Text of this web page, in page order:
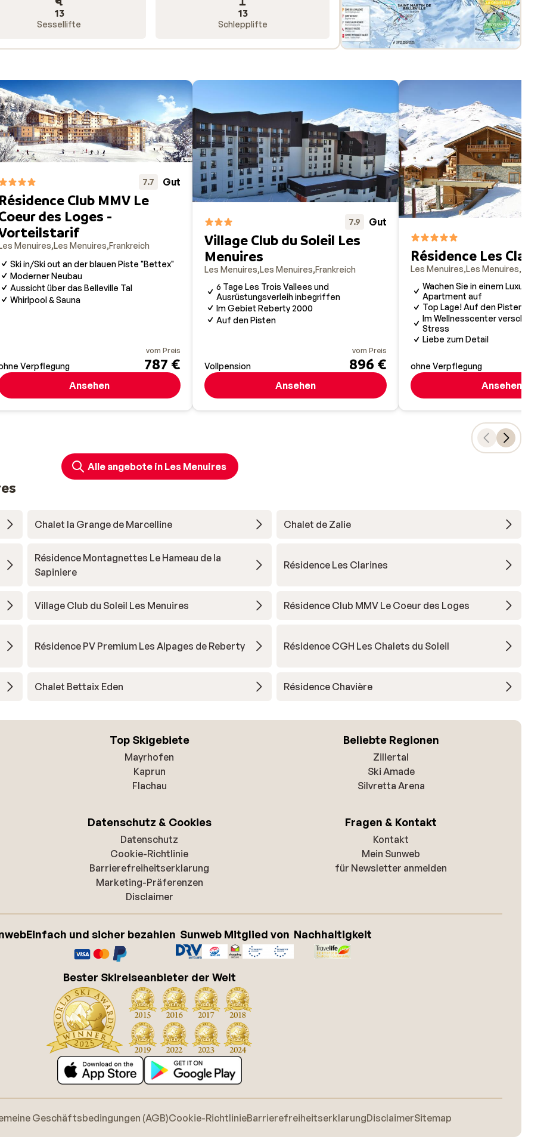
13
Sessellifte
13
Schlepplifte
7.7 Gut
Résidence Club MMV Le
des Loges -
Menuires Les Menuires Frankreich
Ski in/Ski out an der blauen Piste "Bettex"
Moderner Neubau
Aussicht über das Belleville Tal
Whirlpool & Sauna
Verpflegung
vom Preis
787 €
Ansehen
7.9 Gut
Village Club du Soleil Les
Menuires
Les Menuires Les Menuires Frankreich
6 Tage Les Trois Vallees und
Ausrüstungsverleih inbegriffen
Im Gebiet Reberty 2000
Auf den Pisten
Vollpension
vom Preis
896 €
Ansehen
Résidence Les
Les Menuires Les Menuires
Wachen Sie in einem Luxuriösen
Apartment auf
Top Lage! Auf den Pisten und
Im Wellnesscenter
Stress
Liebe zum Detail
ohne Verpflegung
Ansehen
Alle angebote in Les Menuires
Chalet la Grange de Marcelline Chalet de Zalie
Résidence Montagnettes Le Hameau de la
Sapiniere
Résidence Les Clarines
Village Club du Soleil Les Menuires Résidence Club MMV Le Coeur des Loges
Résidence PV Premium Les Alpages de Reberty Résidence CGH Les Chalets du Soleil
Chalet Bettaix Eden Résidence Chavière
Top Skigebiete
Mayrhofen
Kaprun
Flachau
Beliebte Regionen
Zillertal
Ski Amade
Silvretta Arena
Datenschutz & Cookies
Datenschutz
Cookie-Richtlinie
Barrierefreiheitserklarung
Marketing-Präferenzen
Disclaimer
Fragen & Kontakt
Kontakt
Mein Sunweb
für Newsletter anmelden
Einfach und sicher bezahlen Sunweb Mitglied von Nachhaltigkeit
Bester Skireiseanbieter der Welt
Geschäftsbedingungen (AGB)Cookie-RichtlinieBarrierefreiheitserklarungDisclaimerSitemap